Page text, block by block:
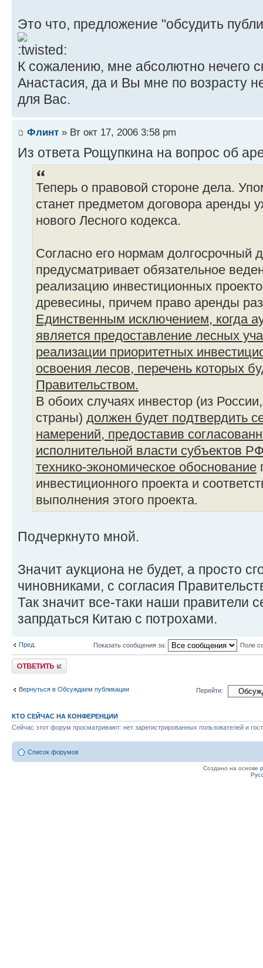
Это что, предложение "обсудить
К сожалению, мне абсолютно нечего
Анастасия, да и Вы мне по возрасту
для Вас.
Флинт » Вт окт 17, 2006 3:58 pm
Из ответа Рощупкина на вопрос об
Теперь о правовой стороне дела.
станет предметом договора аренды
нового Лесного кодекса.
Согласно его нормам долгосрочный
предусматривает обязательное
реализацию инвестиционных
древесины, причем право аренды
Единственным исключением, когда
является предоставление лесных
реализации приоритетных
освоения лесов, перечень которых
Правительством.
В обоих случаях инвестор (из
страны) должен будет подтвердить
намерений, предоставив
исполнительной власти субъектов
технико-экономическое обоснование
инвестиционного проекта и
выполнения этого проекта.
Подчеркнуто мной.
Значит аукциона не будет, а просто
чиновниками, с согласия
Так значит все-таки наши правители
запрдаться Китаю с потрохами.
Пред. Показать сообщения за: Поле
Ответить
Вернуться в Обсуждаем публикации Перейти:
КТО СЕЙЧАС НА КОНФЕРЕНЦИИ
Сейчас этот форум просматривают: нет зарегистрированных пользователей и
Список форумов
Создано на основе